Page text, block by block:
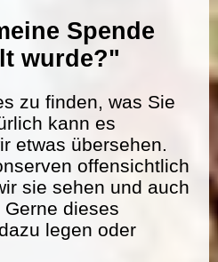
Spende
wurde?"
zu finden, was Sie
kann es
etwas übersehen.
offensichtlich
sie sehen und auch
dieses
legen oder